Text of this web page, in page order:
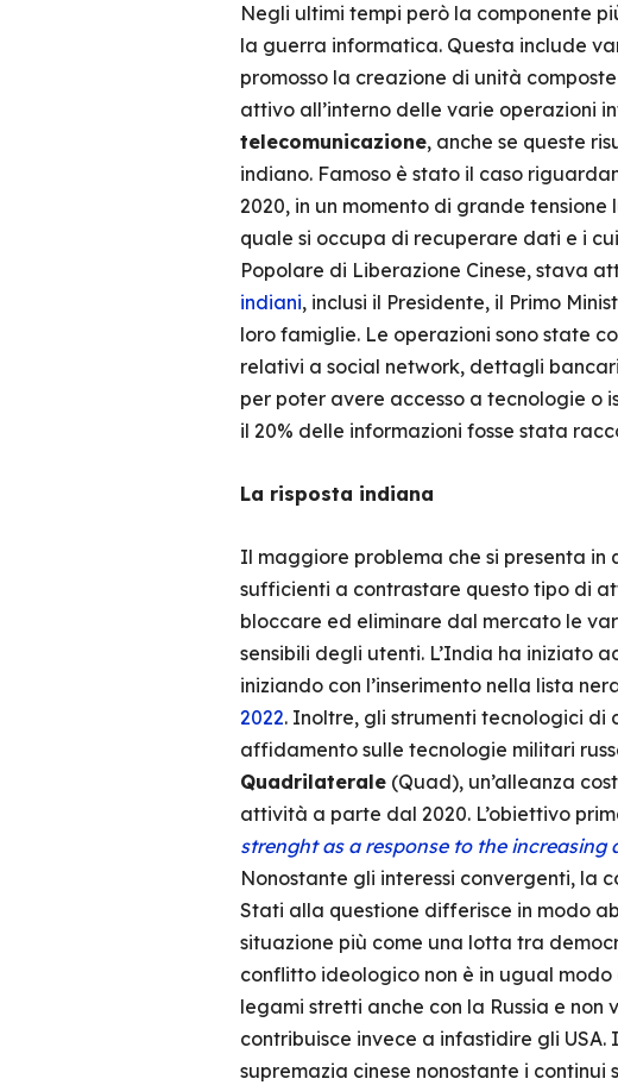
Negli ultimi tempi però la componente
la guerra informatica. Questa include
promosso la creazione di unità
attivo all’interno delle varie operazioni
telecomunicazione, anche se queste
indiano. Famoso è stato il caso
2020, in un momento di grande
quale si occupa di recuperare dati e i
Popolare di Liberazione Cinese, stava
indiani, inclusi il Presidente, il Primo
loro famiglie. Le operazioni sono state
relativi a social network, dettagli
per poter avere accesso a tecnologie o
il 20% delle informazioni fosse stata
La risposta indiana
Il maggiore problema che si presenta in
sufficienti a contrastare questo tipo di
bloccare ed eliminare dal mercato le
sensibili degli utenti. L’India ha iniziato
iniziando con l’inserimento nella lista
2022. Inoltre, gli strumenti tecnologici di
affidamento sulle tecnologie militari
Quadrilaterale(Quad), un’alleanza
attività a parte dal 2020. L’obiettivo
strenght as a response to the
Nonostante gli interessi convergenti, la
Stati alla questione differisce in modo
situazione più come una lotta tra
conflitto ideologico non è in ugual
legami stretti anche con la Russia e
contribuisce invece a infastidire gli
supremazia cinese nonostante i